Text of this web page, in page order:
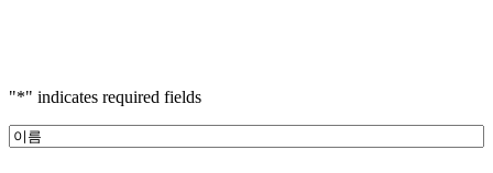
"*" indicates required fields
이